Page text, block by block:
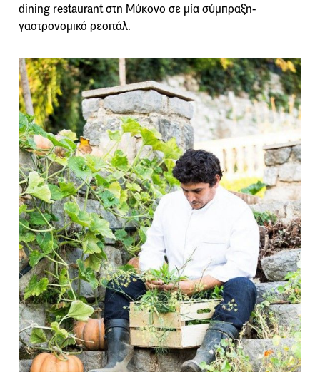
dining restaurant στη Μύκονο σε μία σύμπραξη-
γαστρονομικό ρεσιτάλ.